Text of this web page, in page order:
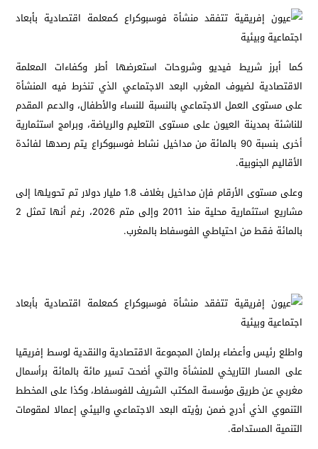
كما أبرز شريط فيديو وشروحات استعرضها أطر وكفاءات المعلمة
الاقتصادية لضيوف المغرب البعد الاجتماعي الذي تنخرط فيه المنشأة
على مستوى العمل الاجتماعي بالنسبة للنساء والأطفال، والدعم المقدم
للناشئة بمدينة العيون على مستوى التعليم والرياضة، وبرامج استثمارية
أخرى بنسبة 90 بالمائة من مداخيل نشاط فوسبوكراع يتم رصدها لفائدة
الأقاليم الجنوبية.
وعلى مستوى الأرقام فإن مداخيل بغلاف 1.8 مليار دولار تم تحويلها إلى
مشاريع استثمارية محلية منذ 2011 وإلى متم 2026، رغم أنها تمثل 2
بالمائة فقط من احتياطي الفوسفاط بالمغرب.
واطلع رئيس وأعضاء برلمان المجموعة الاقتصادية والنقدية لوسط إفريقيا
على المسار التاريخي للمنشأة والتي أضحت تسير مائة بالمائة برأسمال
مغربي عن طريق مؤسسة المكتب الشريف للفوسفاط، وكذا على المخطط
التنموي الذي أدرج ضمن رؤيته البعد الاجتماعي والبيئي إعمالا لمقومات
التنمية المستدامة.